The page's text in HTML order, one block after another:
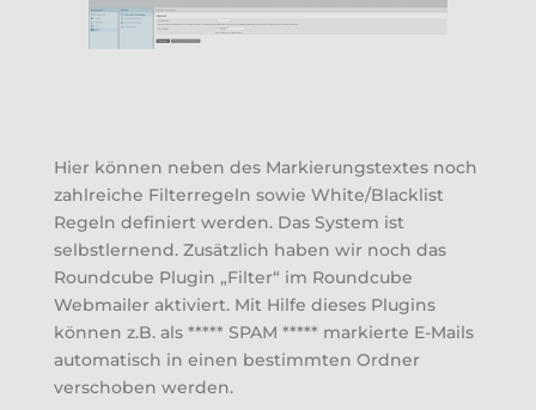
Hier können neben des Markierungstextes noch
zahlreiche Filterregeln sowie White/Blacklist
Regeln definiert werden. Das System ist
selbstlernend. Zusätzlich haben wir noch das
Roundcube Plugin „Filter“ im Roundcube
Webmailer aktiviert. Mit Hilfe dieses Plugins
können z.B. als ***** SPAM ***** markierte E-Mails
automatisch in einen bestimmten Ordner
verschoben werden.